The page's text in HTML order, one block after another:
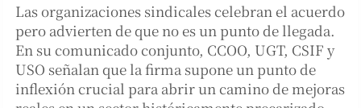
Las organizaciones sindicales celebran el acuerdo
pero advierten de que no es un punto de llegada.
En su comunicado conjunto, CCOO, UGT, CSIF y
USO señalan que la firma supone un punto de
inflexión crucial para abrir un camino de mejoras